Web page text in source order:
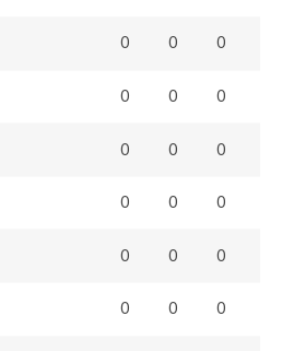
0 0 0
0 0 0
0 0 0
0 0 0
0 0 0
0 0 0